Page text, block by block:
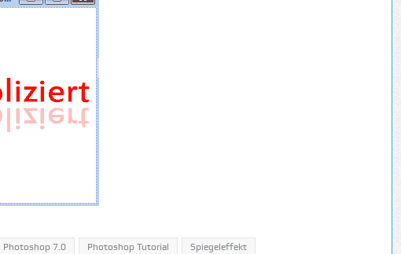
Photoshop 7.0 Photoshop Tutorial Spiegeleffekt